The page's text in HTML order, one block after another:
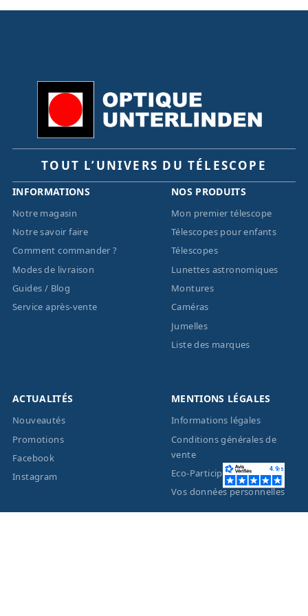
TOUT L’UNIVERS DU TÉLESCOPE
INFORMATIONS
Notre magasin
Notre savoir faire
Comment commander ?
Modes de livraison
Guides / Blog
Service après-vente
NOS PRODUITS
Mon premier télescope
Télescopes pour enfants
Télescopes
Lunettes astronomiques
Montures
Caméras
Jumelles
Liste des marques
ACTUALITÉS
Nouveautés
Promotions
Facebook
Instagram
MENTIONS LÉGALES
Informations légales
Conditions générales de
vente
Eco-Participation
Vos données personnelles